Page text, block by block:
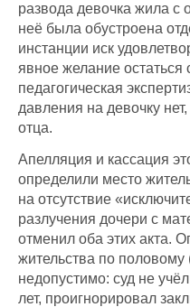
развода девочка жила с
неё была обустроена
инстанции иск
явное желание остаться
педагогическая
давления на девочку
отца.
Апелляция и кассация
определили место
на отсутствие
разлучения дочери с
отменил оба этих акта.
жительства по половому
недопустимо: суд не
лет, проигнорировал